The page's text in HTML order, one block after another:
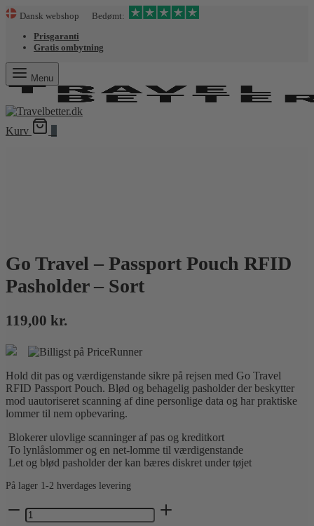
Dansk webshop Bedømt:
Prisgaranti
Gratis ombytning
Menu
Kurv
Go Travel – Passport Pouch RFID
Pasholder – Sort
119,00 kr.
Hold dit pas og værdigenstande sikre på rejsen med Go Travel
RFID Passport Pouch. Blød og behagelig pasholder der beskytter
mod uautoriseret scanning af dine personlige data og har praktiske
lommer til nem opbevaring.
Blokerer ulovlige scanninger af pas og kreditkort
To lynlåslommer og en net-lomme til værdigenstande
Let og blød pasholder der kan bæres diskret under tøjet
På lager 1-2 hverdages levering
Go
Travel